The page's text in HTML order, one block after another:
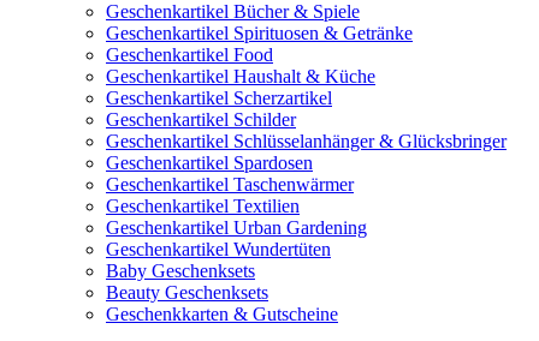
Geschenkartikel Bücher & Spiele
Geschenkartikel Spirituosen & Getränke
Geschenkartikel Food
Geschenkartikel Haushalt & Küche
Geschenkartikel Scherzartikel
Geschenkartikel Schilder
Geschenkartikel Schlüsselanhänger & Glücksbringer
Geschenkartikel Spardosen
Geschenkartikel Taschenwärmer
Geschenkartikel Textilien
Geschenkartikel Urban Gardening
Geschenkartikel Wundertüten
Baby Geschenksets
Beauty Geschenksets
Geschenkkarten & Gutscheine